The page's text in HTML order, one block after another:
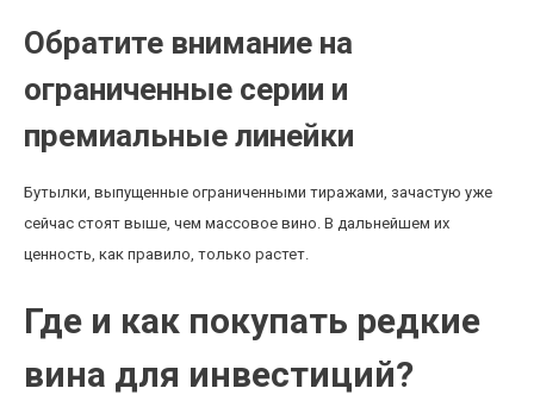
Обратите внимание на
ограниченные серии и
премиальные линейки
Бутылки, выпущенные ограниченными тиражами, зачастую уже
сейчас стоят выше, чем массовое вино. В дальнейшем их
ценность, как правило, только растет.
Где и как покупать редкие
вина для инвестиций?